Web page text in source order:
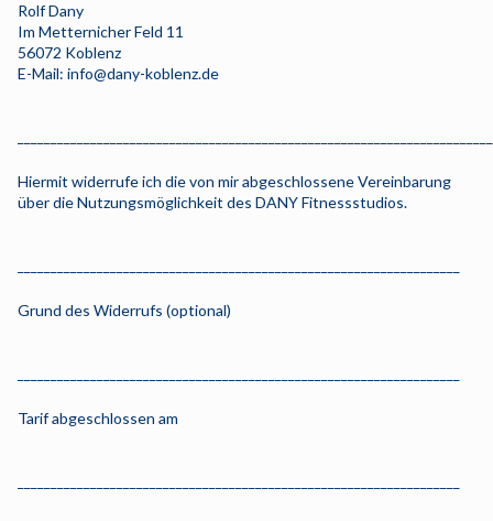
Rolf Dany
Im Metternicher Feld 11
56072 Koblenz
E-Mail: info@dany-koblenz.de
Hiermit widerrufe ich die von mir abgeschlossene Vereinbarung
über die Nutzungsmöglichkeit des DANY Fitnessstudios.
Grund des Widerrufs (optional)
Tarif abgeschlossen am